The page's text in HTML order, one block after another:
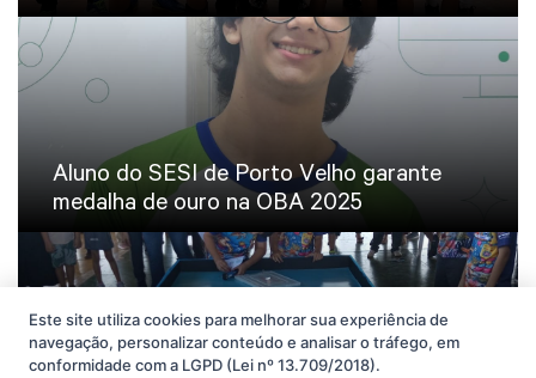
Aluno do SESI de Porto Velho garante
medalha de ouro na OBA 2025
Este site utiliza cookies para melhorar sua experiência de
navegação, personalizar conteúdo e analisar o tráfego, em
conformidade com a LGPD (Lei nº 13.709/2018).